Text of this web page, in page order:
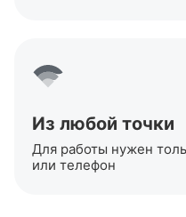
Из любой точки
Для работы нужен
или телефон